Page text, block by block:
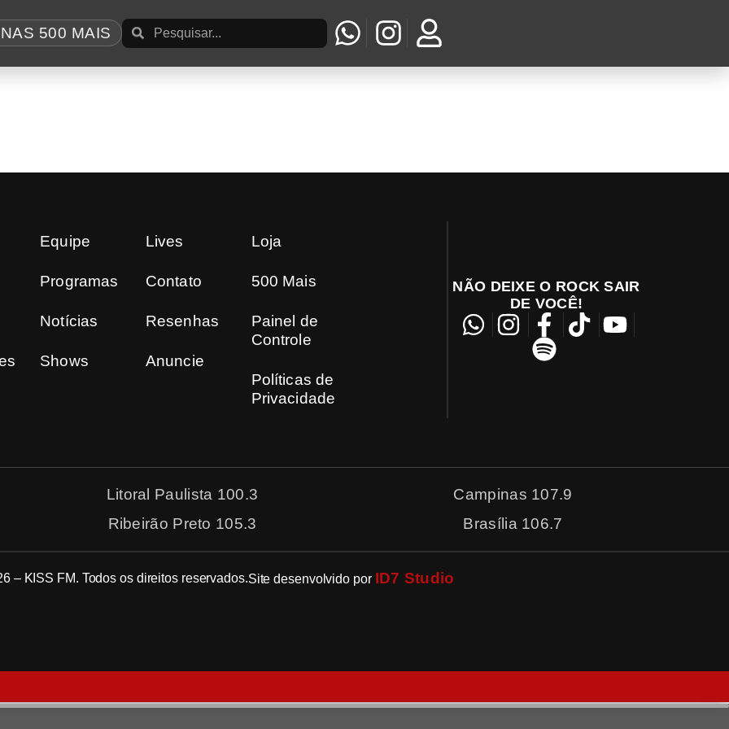
500 MAIS
Equipe
Programas
Notícias
Shows
Lives
Contato
Resenhas
Anuncie
Loja
500 Mais
Painel de
Controle
Políticas de
Privacidade
NÃO DEIXE O ROCK SAIR
DE VOCÊ!
Litoral Paulista 100.3
Campinas 107.9
Ribeirão Preto 105.3 Brasília 106.7
– KISS FM. Todos os direitos reservados.Site desenvolvido por ID7 Studio